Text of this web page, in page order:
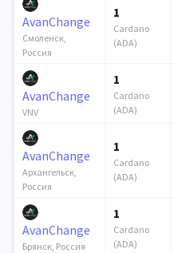
AvanChange
Смоленск,
Россия
1
Cardano
(ADA)
AvanChange
VNV
1
Cardano
(ADA)
AvanChange
Архангельск,
Россия
1
Cardano
(ADA)
AvanChange
Брянск, Россия
1
Cardano
(ADA)